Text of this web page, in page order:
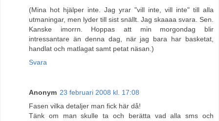
(Mina hot hjälper inte. Jag yrar "vill inte, vill inte" till alla
utmaningar, men lyder till sist snällt. Jag skaaaa svara. Sen.
Kanske imorrn. Hoppas att min morgondag blir
intressantare än denna dag, när jag bara har basketat,
handlat och matlagat samt petat näsan.)
Svara
Anonym 23 februari 2008 kl. 17:08
Fasen vilka detaljer man fick här då!
Tänk om man skulle ta och berätta vad alla sms och